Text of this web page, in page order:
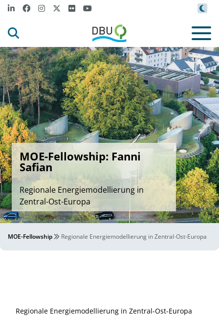
MOE-Fellowship: Fanni
Safian
Regionale Energiemodellierung in
Zentral-Ost-Europa
MOE-Fellowship Regionale Energiemodellierung in Zentral-Ost-Europa
Regionale Energiemodellierung in Zentral-Ost-Europa